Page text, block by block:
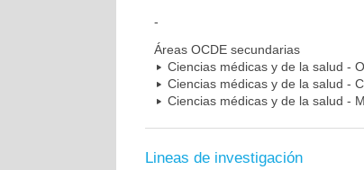
-
Áreas OCDE secundarias
Ciencias médicas y de la salud -
Ciencias médicas y de la salud -
Ciencias médicas y de la salud -
Lineas de investigación